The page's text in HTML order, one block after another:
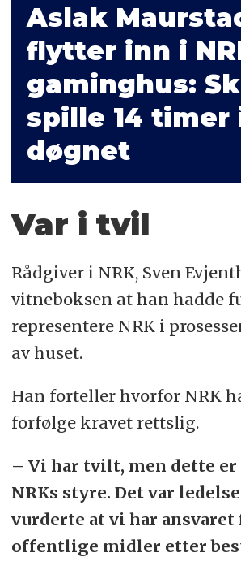
Aslak
flytter inn i
gaminghus:
spille 14 timer
døgnet
Var i tvil
Rådgiver i NRK, Sven
vitneboksen at han hadde
representere NRK i
av huset.
Han forteller hvorfor NRK
forfølge kravet rettslig.
– Vi har tvilt, men dette
NRKs styre. Det var
vurderte at vi har
offentlige midler etter